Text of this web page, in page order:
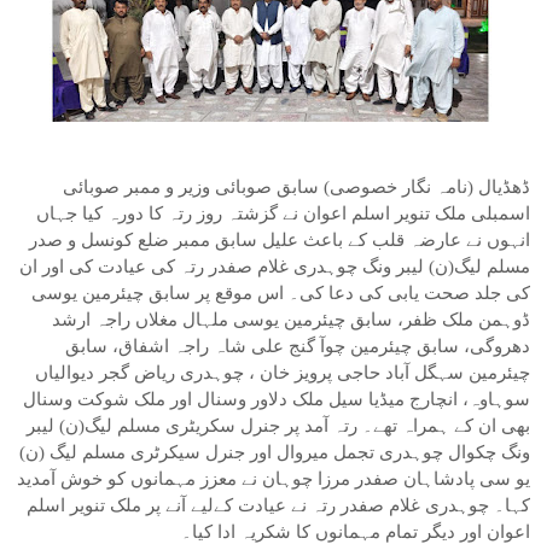
ڈھڈیال (نامہ نگار خصوصی) سابق صوبائی وزیر و ممبر صوبائی
اسمبلی ملک تنویر اسلم اعوان نے گزشتہ روز رتہ کا دورہ کیا جہاں
انہوں نے عارضہ قلب کے باعث علیل سابق ممبر ضلع کونسل و صدر
مسلم لیگ(ن) لیبر ونگ چوہدری غلام صفدر رتہ کی عیادت کی اور ان
کی جلد صحت یابی کی دعا کی۔ اس موقع پر سابق چیئرمین یوسی
ڈوہمن ملک ظفر، سابق چیئرمین یوسی ملہال مغلاں راجہ ارشد
دھروگی، سابق چیئرمین چوآ گنج علی شاہ راجہ اشفاق، سابق
چیئرمین سہگل آباد حاجی پرویز خان ، چوہدری ریاض گجر دیوالیاں
سوہاوہ، انچارج میڈیا سیل ملک دلاور وسنال اور ملک شوکت وسنال
بھی ان کے ہمراہ تھے۔ رتہ آمد پر جنرل سکریٹری مسلم لیگ(ن) لیبر
ونگ چکوال چوہدری تجمل میروال اور جنرل سیکرٹری مسلم لیگ (ن)
یو سی پادشاہان صفدر مرزا چوہان نے معزز مہمانوں کو خوش آمدید
کہا۔ چوہدری غلام صفدر رتہ نے عیادت کےلیے آنے پر ملک تنویر اسلم
اعوان اور دیگر تمام مہمانوں کا شکریہ ادا کیا۔